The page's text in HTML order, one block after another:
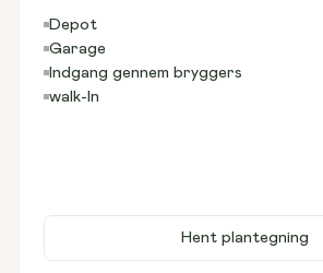
Depot
Garage
Indgang gennem bryggers
walk-In
Hent plantegning